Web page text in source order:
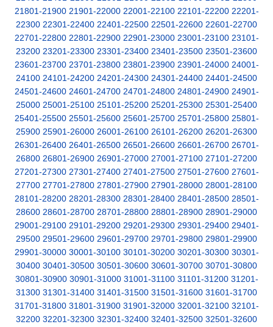
21801-21900 21901-22000 22001-22100 22101-22200 22201-
22300 22301-22400 22401-22500 22501-22600 22601-22700
22701-22800 22801-22900 22901-23000 23001-23100 23101-
23200 23201-23300 23301-23400 23401-23500 23501-23600
23601-23700 23701-23800 23801-23900 23901-24000 24001-
24100 24101-24200 24201-24300 24301-24400 24401-24500
24501-24600 24601-24700 24701-24800 24801-24900 24901-
25000 25001-25100 25101-25200 25201-25300 25301-25400
25401-25500 25501-25600 25601-25700 25701-25800 25801-
25900 25901-26000 26001-26100 26101-26200 26201-26300
26301-26400 26401-26500 26501-26600 26601-26700 26701-
26800 26801-26900 26901-27000 27001-27100 27101-27200
27201-27300 27301-27400 27401-27500 27501-27600 27601-
27700 27701-27800 27801-27900 27901-28000 28001-28100
28101-28200 28201-28300 28301-28400 28401-28500 28501-
28600 28601-28700 28701-28800 28801-28900 28901-29000
29001-29100 29101-29200 29201-29300 29301-29400 29401-
29500 29501-29600 29601-29700 29701-29800 29801-29900
29901-30000 30001-30100 30101-30200 30201-30300 30301-
30400 30401-30500 30501-30600 30601-30700 30701-30800
30801-30900 30901-31000 31001-31100 31101-31200 31201-
31300 31301-31400 31401-31500 31501-31600 31601-31700
31701-31800 31801-31900 31901-32000 32001-32100 32101-
32200 32201-32300 32301-32400 32401-32500 32501-32600